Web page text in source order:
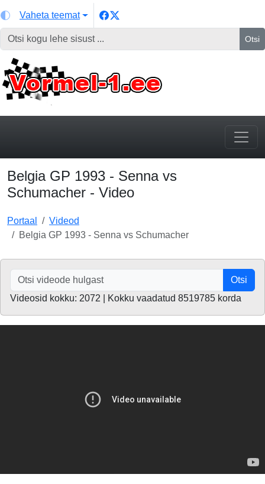
Vaheta teemat
Otsi
Belgia GP 1993 - Senna vs
Schumacher - Video
Portaal
Videod
Belgia GP 1993 - Senna vs Schumacher
Otsi
Videosid kokku: 2072 | Kokku vaadatud 8519785 korda